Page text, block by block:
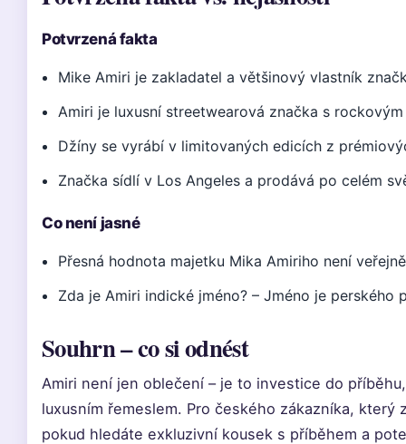
Potvrzená fakta
Mike Amiri je zakladatel a většinový vlastník
Amiri je luxusní streetwearová značka s
Džíny se vyrábí v limitovaných edicích z
Značka sídlí v Los Angeles a prodává po celém
Co není jasné
Přesná hodnota majetku Mika Amiriho není
Zda je Amiri indické jméno? – Jméno je perského
Souhrn – co si odnést
Amiri není jen oblečení – je to investice do
luxusním řemeslem. Pro českého zákazníka, který
pokud hledáte exkluzivní kousek s příběhem a